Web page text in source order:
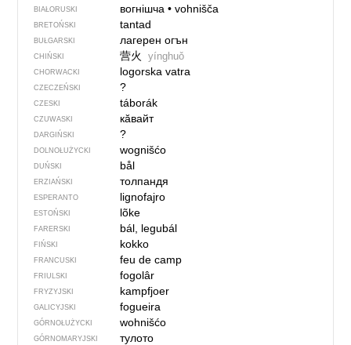
BIAŁORUSKI вогнішча• vohnišča
BRETOŃSKI tantad
BUŁGARSKI лагерен огън
CHIŃSKI 营火 yínghuǒ
CHORWACKI logorska vatra
CZECZEŃSKI ?
CZESKI táborák
CZUWASKI кӑвайт
DARGIŃSKI ?
DOLNOŁUŻYCKI wognišćo
DUŃSKI bål
ERZIAŃSKI толпандя
ESPERANTO lignofajro
ESTOŃSKI lõke
FARERSKI bál, legubál
FIŃSKI kokko
FRANCUSKI feu de camp
FRIULSKI fogolâr
FRYZYJSKI kampfjoer
GALICYJSKI fogueira
GÓRNOŁUŻYCKI wohnišćo
GÓRNOMARYJSKI тулото